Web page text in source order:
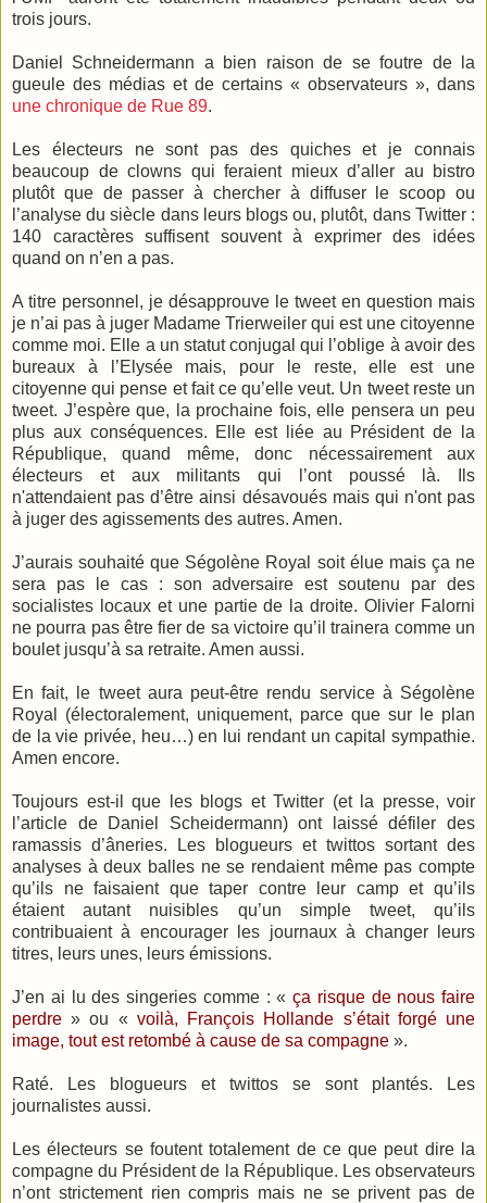
trois jours.
Daniel Schneidermann a bien raison de se foutre de la
gueule des médias et de certains « observateurs », dans
une chronique de Rue 89.
Les électeurs ne sont pas des quiches et je connais
beaucoup de clowns qui feraient mieux d’aller au bistro
plutôt que de passer à chercher à diffuser le scoop ou
l’analyse du siècle dans leurs blogs ou, plutôt, dans Twitter :
140 caractères suffisent souvent à exprimer des idées
quand on n’en a pas.
A titre personnel, je désapprouve le tweet en question mais
je n’ai pas à juger Madame Trierweiler qui est une citoyenne
comme moi. Elle a un statut conjugal qui l’oblige à avoir des
bureaux à l’Elysée mais, pour le reste, elle est une
citoyenne qui pense et fait ce qu’elle veut. Un tweet reste un
tweet. J’espère que, la prochaine fois, elle pensera un peu
plus aux conséquences. Elle est liée au Président de la
République, quand même, donc nécessairement aux
électeurs et aux militants qui l’ont poussé là. Ils
n'attendaient pas d’être ainsi désavoués mais qui n'ont pas
à juger des agissements des autres. Amen.
J’aurais souhaité que Ségolène Royal soit élue mais ça ne
sera pas le cas : son adversaire est soutenu par des
socialistes locaux et une partie de la droite. Olivier Falorni
ne pourra pas être fier de sa victoire qu’il trainera comme un
boulet jusqu’à sa retraite. Amen aussi.
En fait, le tweet aura peut-être rendu service à Ségolène
Royal (électoralement, uniquement, parce que sur le plan
de la vie privée, heu…) en lui rendant un capital sympathie.
Amen encore.
Toujours est-il que les blogs et Twitter (et la presse, voir
l’article de Daniel Scheidermann) ont laissé défiler des
ramassis d’âneries. Les blogueurs et twittos sortant des
analyses à deux balles ne se rendaient même pas compte
qu’ils ne faisaient que taper contre leur camp et qu’ils
étaient autant nuisibles qu’un simple tweet, qu’ils
contribuaient à encourager les journaux à changer leurs
titres, leurs unes, leurs émissions.
J’en ai lu des singeries comme : « ça risque de nous faire
perdre » ou « voilà, François Hollande s’était forgé une
image, tout est retombé à cause de sa compagne ».
Raté. Les blogueurs et twittos se sont plantés. Les
journalistes aussi.
Les électeurs se foutent totalement de ce que peut dire la
compagne du Président de la République. Les observateurs
n’ont strictement rien compris mais ne se privent pas de